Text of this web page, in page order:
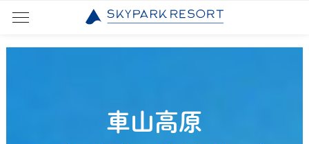
車山高原